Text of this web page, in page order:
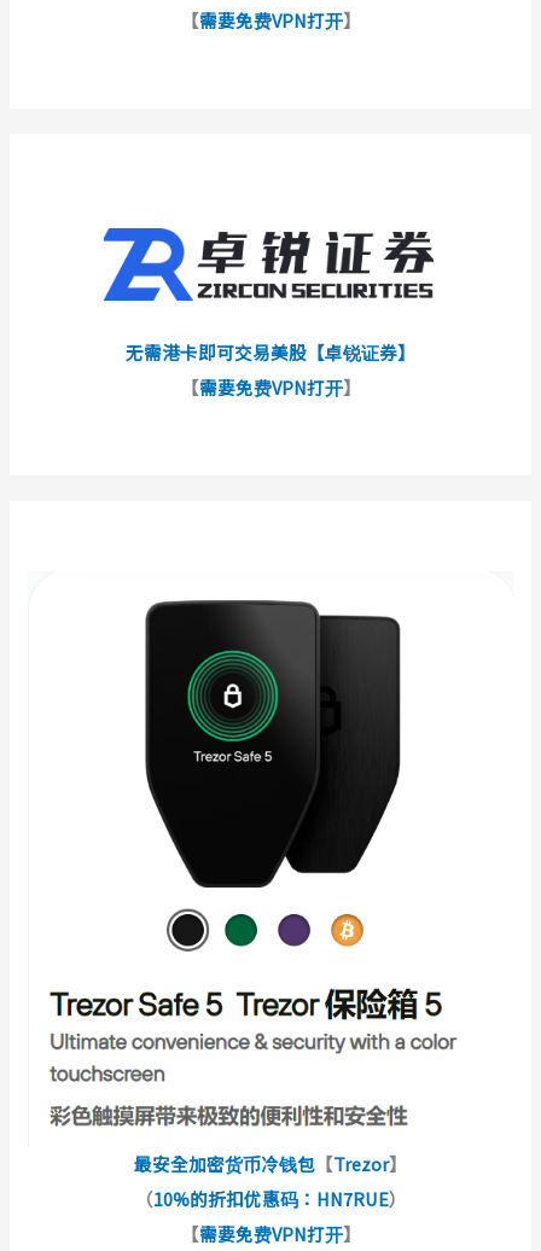
【需要免费VPN打开】
无需港卡即可交易美股【卓锐证券】
【需要免费VPN打开】
最安全加密货币冷钱包 【Trezor】
（10%的折扣优惠码：HN7RUE）
【需要免费VPN打开】